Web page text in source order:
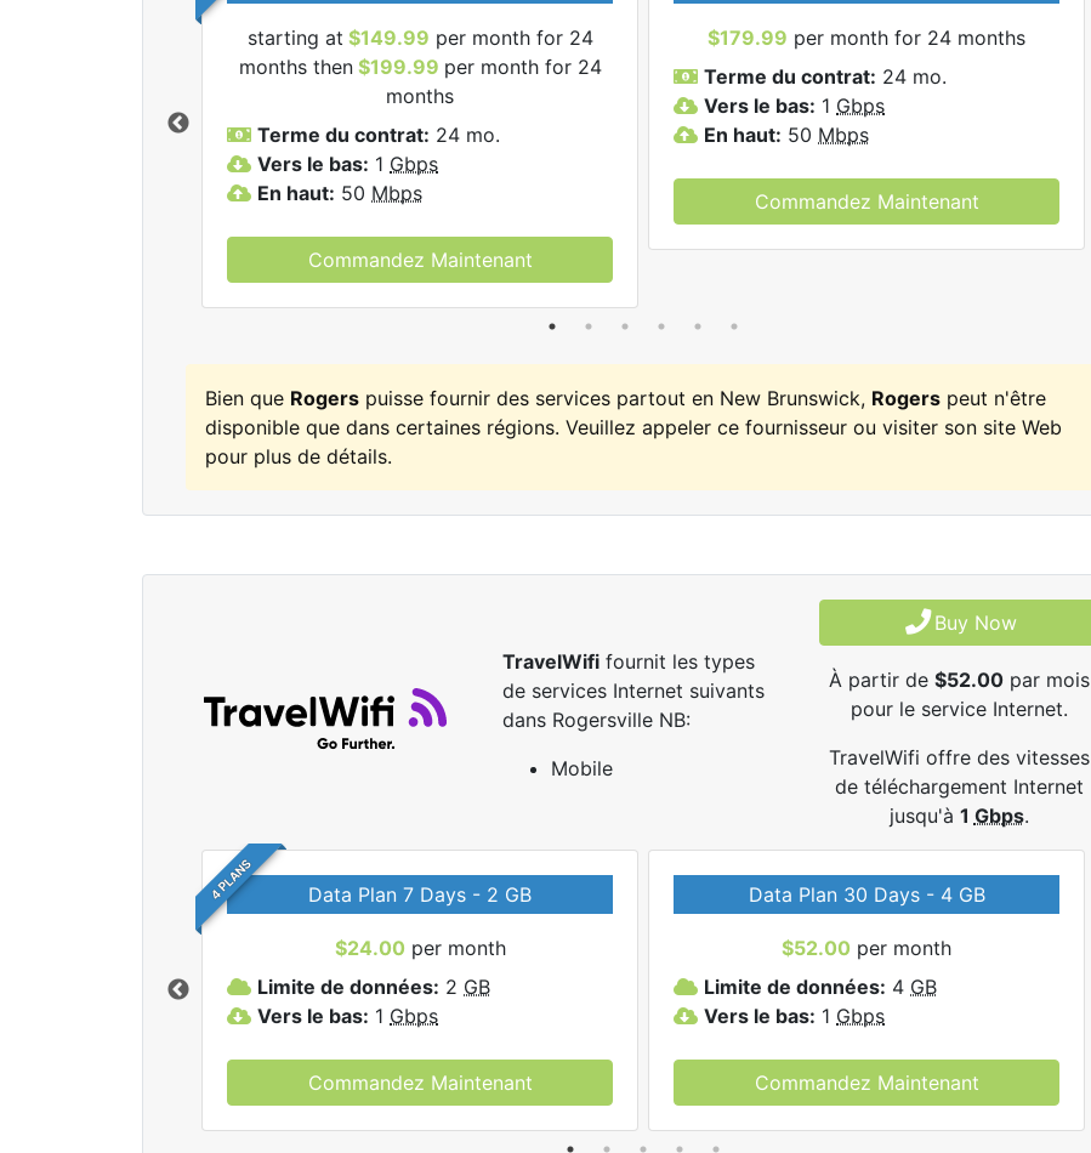
starting at $149.99 per month for 24
months then$199.99 per month for 24
months
Terme du contrat: 24 mo.
Vers le bas: 1 Gbps
En haut: 50 Mbps
Commandez Maintenant
$179.99 per month for 24 months
Terme du contrat: 24 mo.
Vers le bas: 1 Gbps
En haut: 50 Mbps
Commandez Maintenant
Bien que Rogers puisse fournir des services partout en New Brunswick, Rogers peut n'être
disponible que dans certaines régions. Veuillez appeler ce fournisseur ou visiter son site Web
pour plus de détails.
TravelWififournit les types
de services Internet suivants
dans Rogersville NB:
Mobile
Buy Now
À partir de $52.00par mois
pour le service Internet.
TravelWifi offre des vitesses
de téléchargement Internet
jusqu'à 1 Gbps.
4 PLANS Data Plan 7 Days - 2 GB
$24.00 per month
Limite de données: 2 GB
Vers le bas: 1 Gbps
Commandez Maintenant
Data Plan 30 Days - 4 GB
$52.00 per month
Limite de données: 4 GB
Vers le bas: 1 Gbps
Commandez Maintenant